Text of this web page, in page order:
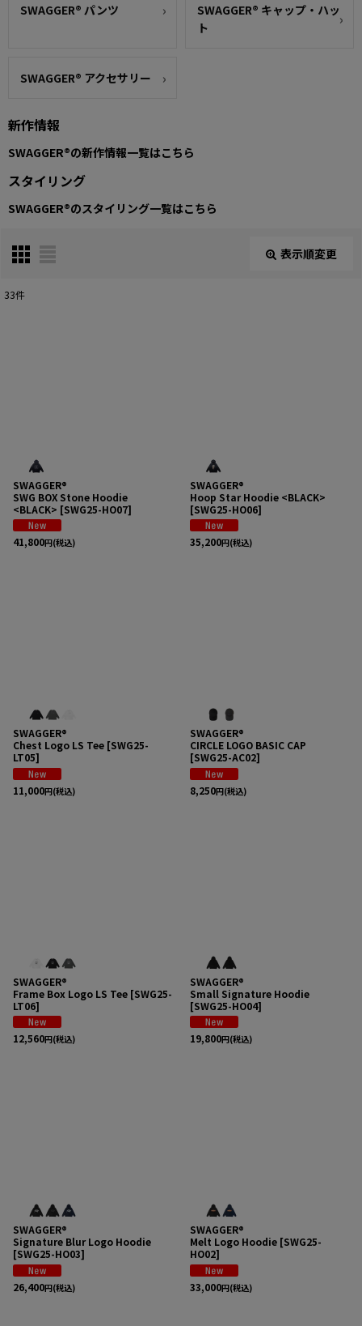
SWAGGER® パンツ
SWAGGER® キャップ・ハッ
ト
SWAGGER® アクセサリー
新作情報
SWAGGER®の新作情報一覧はこちら
スタイリング
SWAGGER®のスタイリング一覧はこちら
表示順変更
33件
SWAGGER®
SWG BOX Stone Hoodie
<BLACK> [SWG25-HO07]
41,800円(税込)
SWAGGER®
Hoop Star Hoodie <BLACK>
[SWG25-HO06]
35,200円(税込)
SWAGGER®
Chest Logo LS Tee [SWG25-
LT05]
11,000円(税込)
SWAGGER®
CIRCLE LOGO BASIC CAP
[SWG25-AC02]
8,250円(税込)
SWAGGER®
Frame Box Logo LS Tee [SWG25-
LT06]
12,560円(税込)
SWAGGER®
Small Signature Hoodie
[SWG25-HO04]
19,800円(税込)
SWAGGER®
Signature Blur Logo Hoodie
[SWG25-HO03]
26,400円(税込)
SWAGGER®
Melt Logo Hoodie [SWG25-
HO02]
33,000円(税込)